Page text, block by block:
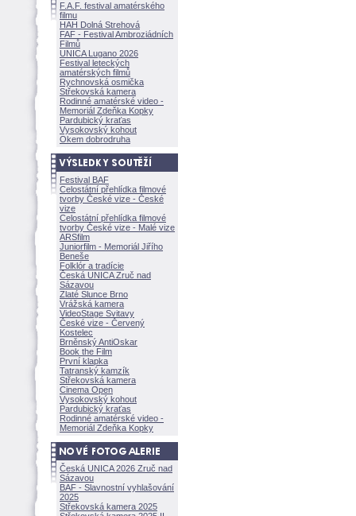
F.A.F. festival amatérského
filmu
HAH Dolná Strehov
FAF - Festival Ambroziádních
Filmů
UNICA Lugano 2026
Festival leteckých
amatérských filmů
Rychnovská osmička
Střekovská kamera
Rodinné amatérské video -
Memoriál Zdeňka Kopky
Pardubický kraťas
Vysokovský kohout
Okem dobrodruha
Festival BAF
Celostátní přehlídka filmové
tvorby České vize - České
vize
Celostátní přehlídka filmové
tvorby České vize - Malé vize
ARSfilm
Juniorfilm - Memoriál Jiřího
Beneše
Folklór a tradície
Česká UNICA Zruč nad
Sázavou
Zlaté Slunce Brno
Vrážská kamera
VideoStage Svitavy
České vize - Červený
Kostelec
Brněnský AntiOskar
Book the Film
První klapka
Tatranský kamzík
Střekovská kamera
Cinema Open
Vysokovský kohout
Pardubický kraťas
Rodinné amatérské video -
Memoriál Zdeňka Kopky
Česká UNICA 2026 Zruč nad
Sázavou
BAF - Slavnostní vyhlašování
2025
Střekovská kamera 2025